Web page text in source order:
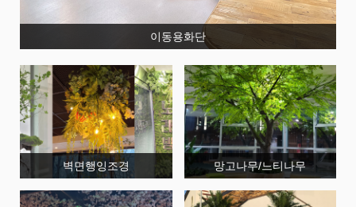
이동용화단
벽면행잉조경 망고나무/느티나무